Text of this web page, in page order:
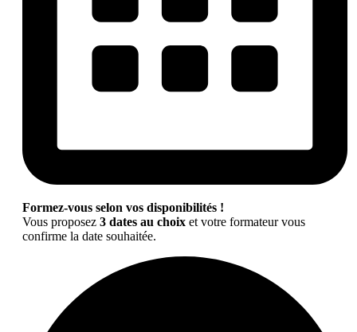
Formez-vous selon vos disponibilités !
Vous proposez 3 dates au choix et votre formateur vous
confirme la date souhaitée.